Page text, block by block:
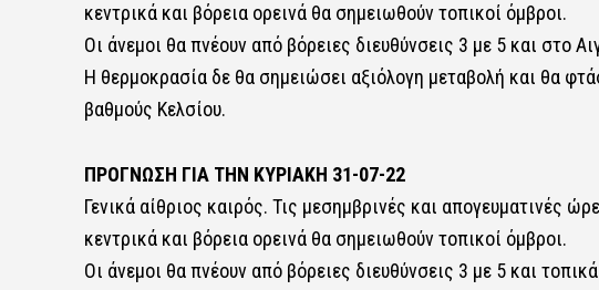
κεντρικά και βόρεια ορεινά θα σημειωθούν τοπικοί όμβροι.
Οι άνεμοι θα πνέουν από βόρειες διευθύνσεις 3 με 5 και στο
Η θερμοκρασία δε θα σημειώσει αξιόλογη μεταβολή και θα
βαθμούς Κελσίου.
ΠΡΟΓΝΩΣΗ ΓΙΑ ΤΗΝ ΚΥΡΙΑΚΗ 31-07-22
Γενικά αίθριος καιρός. Τις μεσημβρινές και απογευματινές
κεντρικά και βόρεια ορεινά θα σημειωθούν τοπικοί όμβροι.
Οι άνεμοι θα πνέουν από βόρειες διευθύνσεις 3 με 5 και